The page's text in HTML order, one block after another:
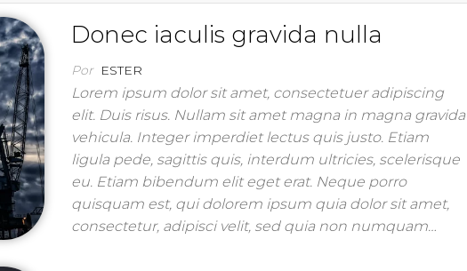
Donec iaculis gravida nulla
Por ESTER
Lorem ipsum dolor sit amet, consectetuer adipiscing
elit. Duis risus. Nullam sit amet magna in magna gravida
vehicula. Integer imperdiet lectus quis justo. Etiam
ligula pede, sagittis quis, interdum ultricies, scelerisque
eu. Etiam bibendum elit eget erat. Neque porro
quisquam est, qui dolorem ipsum quia dolor sit amet,
consectetur, adipisci velit, sed quia non numquam…